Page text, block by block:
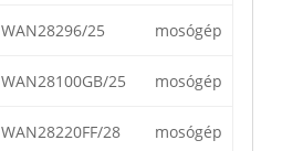
WAN28296/25 mosógép
WAN28100GB/25 mosógép
WAN28220FF/28 mosógép